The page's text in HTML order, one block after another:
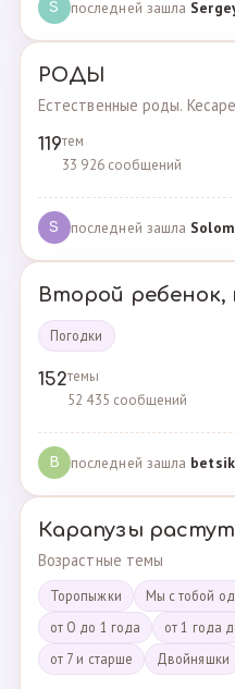
S последней зашла
РОДЫ
Естественные роды.
119тем
33 926 сообщений
S последней зашла
Второй ребенок,
Погодки
152темы
52 435 сообщений
B последней зашла betsik
Карапузы растут
Возрастные темы
Торопыжки
Мы с тобой
от О до 1 года
от 1 года
от 7 и старше
Двойняшки